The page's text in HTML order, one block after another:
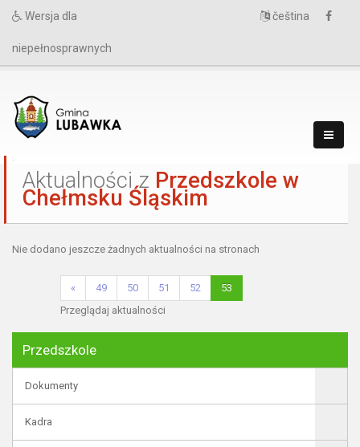
Wersja dla
niepełnosprawnych
čeština
`
Aktualności z Przedszkole w
Chełmsku Śląskim
Nie dodano jeszcze żadnych aktualności na stronach
« 49 50 51 52
53
Przeglądaj aktualności
Przedszkole
Dokumenty
Kadra